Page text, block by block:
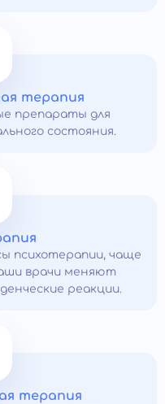
терапия
препараты для
состояния.
психотерапии, чаще
врачи меняют
реакции.
терапия